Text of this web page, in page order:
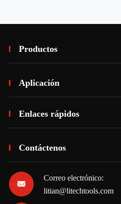
Productos
Aplicación
Enlaces rápidos
Contáctenos

Correo electrónico:
litian@litechtools.com